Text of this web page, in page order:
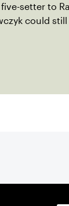
setter to
could